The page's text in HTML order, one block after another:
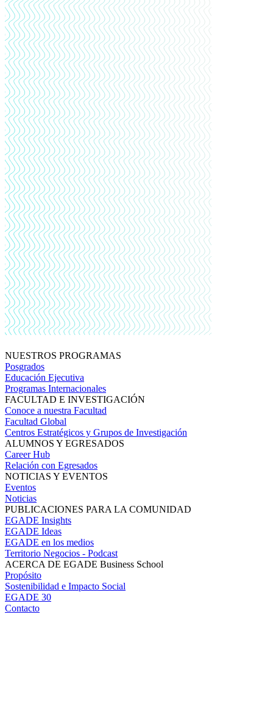
NUESTROS PROGRAMAS
Posgrados
Educación Ejecutiva
Programas Internacionales
FACULTAD E INVESTIGACIÓN
Conoce a nuestra Facultad
Facultad Global
Centros Estratégicos y Grupos de Investigación
ALUMNOS Y EGRESADOS
Career Hub
Relación con Egresados
NOTICIAS Y EVENTOS
Eventos
Noticias
PUBLICACIONES PARA LA COMUNIDAD
EGADE Insights
EGADE Ideas
EGADE en los medios
Territorio Negocios - Podcast
ACERCA DE EGADE Business School
Propósito
Sostenibilidad e Impacto Social
EGADE 30
Contacto